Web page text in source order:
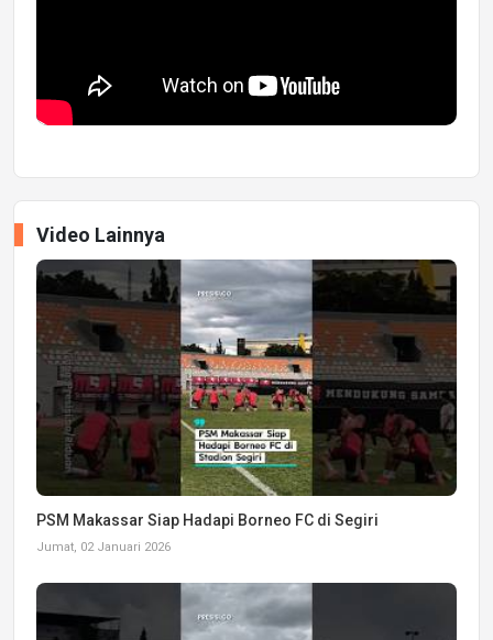
Video Lainnya
PSM Makassar Siap Hadapi Borneo FC di Segiri
Jumat, 02 Januari 2026